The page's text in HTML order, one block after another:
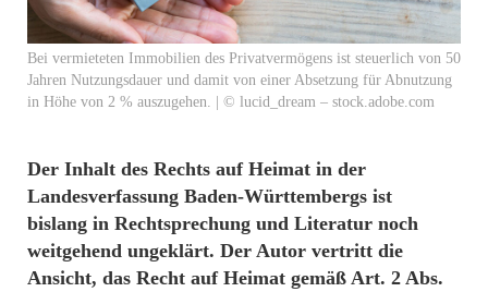
Bei vermieteten Immobilien des Privatvermögens ist steuerlich von 50
Jahren Nutzungsdauer und damit von einer Absetzung für Abnutzung
in Höhe von 2 % auszugehen. | © lucid_dream – stock.adobe.com
Der Inhalt des Rechts auf Heimat in der
Landesverfassung Baden-Württembergs ist
bislang in Rechtsprechung und Literatur noch
weitgehend ungeklärt. Der Autor vertritt die
Ansicht, das Recht auf Heimat gemäß Art. 2 Abs.